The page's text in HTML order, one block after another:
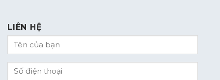
LIÊN HỆ